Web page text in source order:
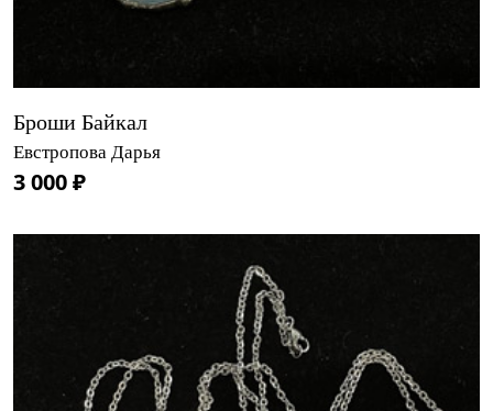
Броши Байкал
Евстропова Дарья
3 000 ₽